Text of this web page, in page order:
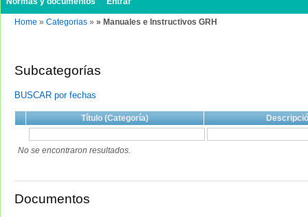
Home » Categorias » » Manuales e Instructivos GRH
Subcategorías
BUSCAR por fechas
Título (Categoría)
No se encontraron resultados.
Documentos